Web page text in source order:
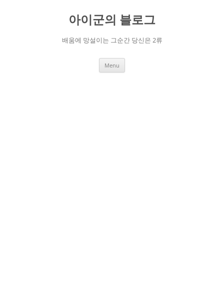
아이군의 블로그
배움에 망설이는 그순간 당신은 2류
Menu